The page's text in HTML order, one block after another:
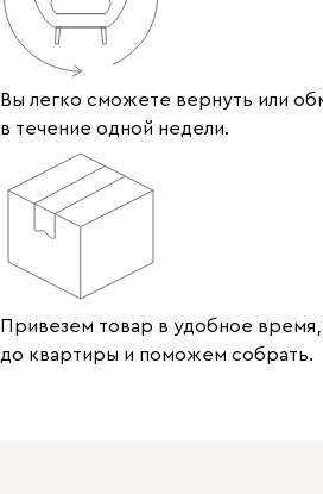
Вы легко сможете вернуть или
в течение одной недели.
Привезем товар в удобное
до квартиры и поможем собрать.